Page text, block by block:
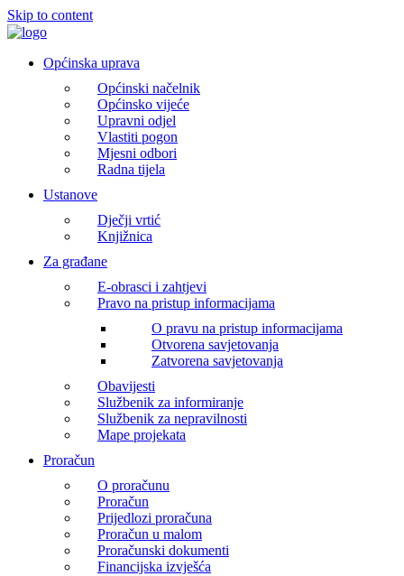
Skip to content
Općinska uprava
Općinski načelnik
Općinsko vijeće
Upravni odjel
Vlastiti pogon
Mjesni odbori
Radna tijela
Ustanove
Dječji vrtić
Knjižnica
Za građane
E-obrasci i zahtjevi
Pravo na pristup informacijama
O pravu na pristup informacijama
Otvorena savjetovanja
Zatvorena savjetovanja
Obavijesti
Službenik za informiranje
Službenik za nepravilnosti
Mape projekata
Proračun
O proračunu
Proračun
Prijedlozi proračuna
Proračun u malom
Proračunski dokumenti
Financijska izvješća